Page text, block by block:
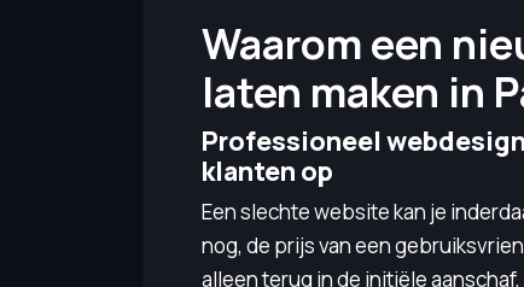
Waarom een
laten maken in
Professioneel
klanten op
Een slechte website kan je
nog, de prijs van een
alleen terug in de initiële